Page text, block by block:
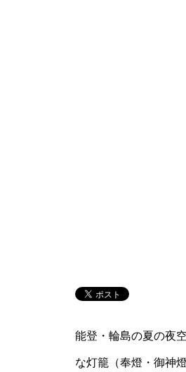
能登・輪島の夏の夜
な灯籠（奉燈・御神